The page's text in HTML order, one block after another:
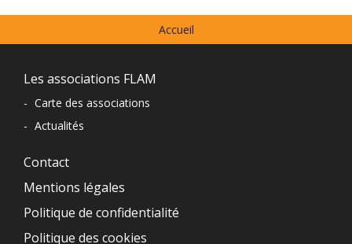
Accueil
Navigation
du
pied
de
page
Les associations FLAM
- Carte des associations
- Actualités
Contact
Mentions légales
Politique de confidentialité
Politique des cookies